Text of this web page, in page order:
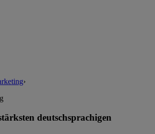
›
deutschsprachigen